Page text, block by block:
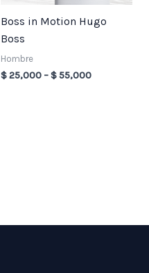
Boss in Motion Hugo
Boss
Hombre
$25,000 –$55,000